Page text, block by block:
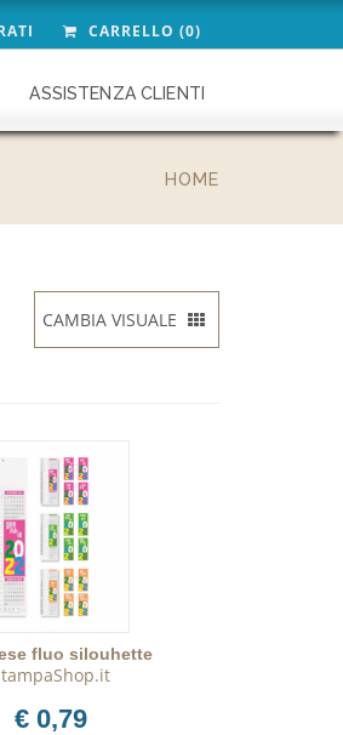
CARRELLO (0)
ASSISTENZA CLIENTI
HOME
CAMBIA VISUALE
fluo silouhette
€ 0,79